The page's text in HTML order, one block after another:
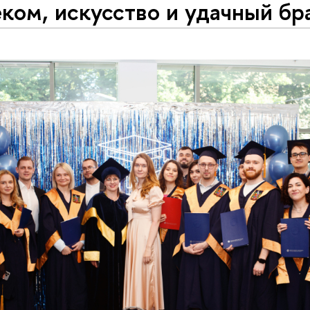
искусство и удачный